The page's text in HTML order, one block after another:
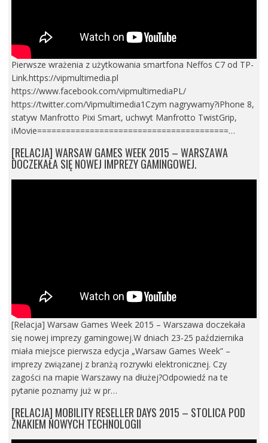
Pierwsze wrażenia z użytkowania smartfona Neffos C7 od TP-
Link.https://vipmultimedia.pl
https://www.facebook.com/vipmultimediaPL/
https://twitter.com/Vipmultimedia1Czym nagrywamy?iPhone 8,
statyw Manfrotto Pixi Smart, uchwyt Manfrotto TwistGrip,
iMovie========================================…
[RELACJA] WARSAW GAMES WEEK 2015 – WARSZAWA
DOCZEKAŁA SIĘ NOWEJ IMPREZY GAMINGOWEJ.
[Relacja] Warsaw Games Week 2015 – Warszawa doczekała
się nowej imprezy gamingowej.W dniach 23-25 października
miała miejsce pierwsza edycja „Warsaw Games Week” –
imprezy związanej z branżą rozrywki elektronicznej. Czy
zagości na mapie Warszawy na dłużej?Odpowiedź na te
pytanie poznamy już w pr…
[RELACJA] MOBILITY RESELLER DAYS 2015 – STOLICA POD
ZNAKIEM NOWYCH TECHNOLOGII